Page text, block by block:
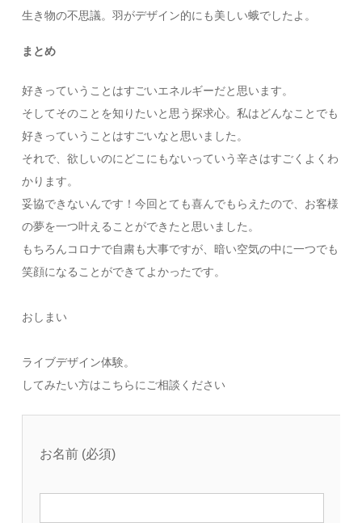
生き物の不思議。羽がデザイン的にも美しい蛾でしたよ。
まとめ
好きっていうことはすごいエネルギーだと思います。
そしてそのことを知りたいと思う探求心。私はどんなことでも
好きっていうことはすごいなと思いました。
それで、欲しいのにどこにもないっていう辛さはすごくよくわ
かります。
妥協できないんです！今回とても喜んでもらえたので、お客様
の夢を一つ叶えることができたと思いました。
もちろんコロナで自粛も大事ですが、暗い空気の中に一つでも
笑顔になることができてよかったです。
おしまい
ライブデザイン体験。
してみたい方はこちらにご相談ください
お名前 (必須)
まとめ